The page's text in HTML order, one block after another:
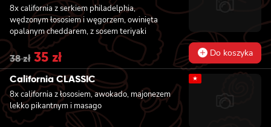
8x california z serkiem philadelphia,
wędzonym łososiem i węgorzem, owinięta
opalanym cheddarem, z sosem teriyaki
38zł Original
price
was:
38 zł.
35 zł Current
price
is:
35 zł.
Do koszyka
California CLASSIC
8x california z łososiem, awokado, majonezem
lekko pikantnym i masago
★